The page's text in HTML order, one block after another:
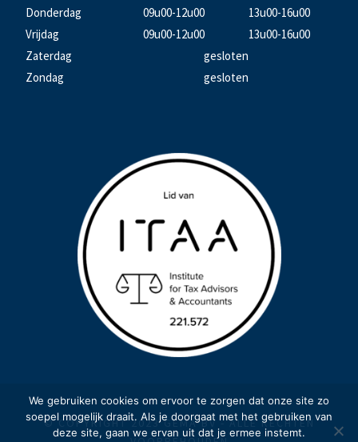
Donderdag
09u00-12u00
13u00-16u00
Vrijdag
09u00-12u00
13u00-16u00
Zaterdag
gesloten
Zondag
gesloten
© COPYRIGHT 2023 GEMA BV - ALLE RECHTEN
We gebruiken cookies om ervoor te zorgen dat onze site zo
soepel mogelijk draait. Als je doorgaat met het gebruiken van
deze site, gaan we ervan uit dat je ermee instemt.